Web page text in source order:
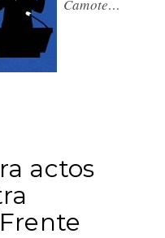
Camote…
actos